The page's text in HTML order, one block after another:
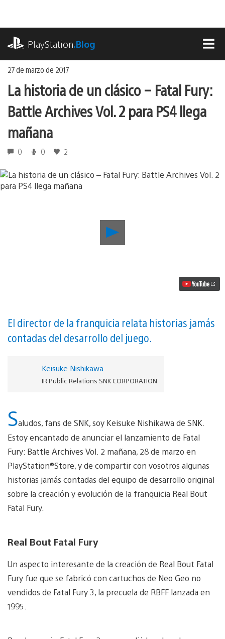
contenido
PlayStation.Blog
27 de marzo de 2017
La historia de un clásico – Fatal Fury:
Battle Archives Vol. 2 para PS4 llega
mañana
0 0 2
historia
Archives
Vol.
2
para
vídeo
El director de la franquicia relata historias jamás
contadas del desarrollo del juego.
Keisuke Nishikawa
IR Public Relations SNK CORPORATION
Saludos, fans de SNK, soy Keisuke Nishikawa de SNK.
Estoy encantado de anunciar el lanzamiento de Fatal
Fury: Battle Archives Vol. 2 mañana, 28 de marzo en
PlayStation®Store, y de compartir con vosotros algunas
historias jamás contadas del equipo de desarrollo original
sobre la creación y evolución de la franquicia Real Bout
Fatal Fury.
Real Bout Fatal Fury
Un aspecto interesante de la creación de Real Bout Fatal
Fury fue que se fabricó con cartuchos de Neo Geo no
vendidos de Fatal Fury 3, la precuela de RBFF lanzada en
1995.